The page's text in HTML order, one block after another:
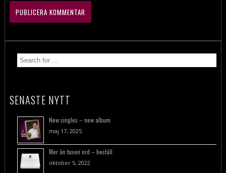
SENASTE NYTT
New singles – new album
maj 17, 2025
Mer än tusen ord – beställ
oktober 5, 2022